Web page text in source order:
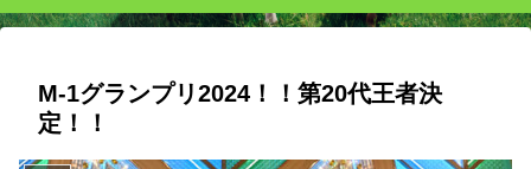
M-1グランプリ2024！！第20代王者決
定！！